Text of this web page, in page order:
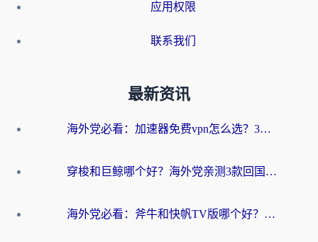
应用权限
联系我们
最新资讯
海外党必看：加速器免费vpn怎么选？3步教你无缝访问国内资源
穿梭和巨鲸哪个好？海外党亲测3款回国加速器，教你避开90%的坑
海外党必看：斧牛和快帆TV版哪个好？3分钟选对回国加速器，无缝刷B站、追热剧